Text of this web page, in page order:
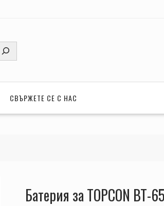
СВЪРЖЕТЕ СЕ С НАС
Батерия за TOPCON BT-